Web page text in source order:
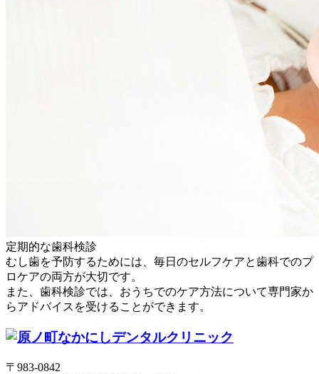
定期的な歯科検診
むし歯を予防するためには、毎日のセルフケアと歯科でのプ
ロケアの両方が大切です。
また、歯科検診では、おうちでのケア方法について専門家か
らアドバイスを受けることができます。
〒983-0842